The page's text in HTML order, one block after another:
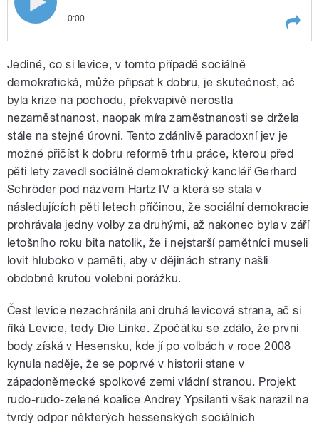
pause
0:00
Jediné, co si levice, v tomto případě sociálně
demokratická, může připsat k dobru, je skutečnost, ač
byla krize na pochodu, překvapivě nerostla
nezaměstnanost, naopak míra zaměstnanosti se držela
stále na stejné úrovni. Tento zdánlivě paradoxní jev je
možné přičíst k dobru reformě trhu práce, kterou před
pěti lety zavedl sociálně demokratický kancléř Gerhard
Schröder pod názvem Hartz IV a která se stala v
následujících pěti letech příčinou, že sociální demokracie
prohrávala jedny volby za druhými, až nakonec byla v září
letošního roku bita natolik, že i nejstarší pamětníci museli
lovit hluboko v paměti, aby v dějinách strany našli
obdobně krutou volební porážku.
Čest levice nezachránila ani druhá levicová strana, ač si
říká Levice, tedy Die Linke. Zpočátku se zdálo, že první
body získá v Hesensku, kde jí po volbách v roce 2008
kynula naděje, že se poprvé v historii stane v
západoněmecké spolkové zemi vládní stranou. Projekt
rudo-rudo-zelené koalice Andrey Ypsilanti však narazil na
tvrdý odpor některých hessenských sociálních